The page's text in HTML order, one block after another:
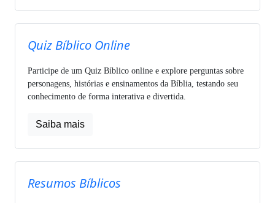
Quiz Bíblico Online
Participe de um Quiz Bíblico online e explore perguntas sobre
personagens, histórias e ensinamentos da Bíblia, testando seu
conhecimento de forma interativa e divertida.
Saiba mais
Resumos Bíblicos